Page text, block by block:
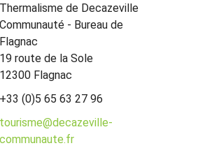
Thermalisme de Decazeville
Communauté - Bureau de
Flagnac
19 route de la Sole
12300 Flagnac
+33 (0)5 65 63 27 96
tourisme@decazeville-
communaute.fr